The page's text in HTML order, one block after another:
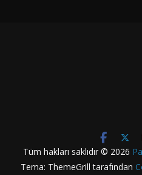
Tüm hakları saklıdır © 2026
Tema: ThemeGrill tarafından